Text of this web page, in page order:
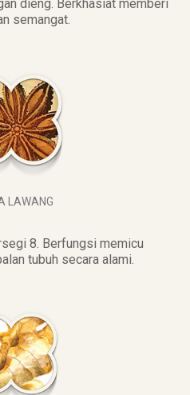
dieng. Berkhasiat memberi
semangat.
LAWANG
8. Berfungsi memicu
tubuh secara alami.